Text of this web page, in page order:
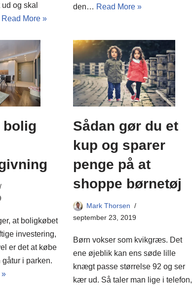
og skal
Read More »
den… Read More »
bolig
at boligkøbet
investering,
er det at købe
i parken.
»
Sådan gør du et
kup og sparer
penge på at
shoppe børnetøj
Mark Thorsen
september 23, 2019
Børn vokser som kvikgræs. Det
ene øjeblik kan ens søde lille
knægt passe størrelse 92 og ser
kær ud. Så taler man lige i telefon,